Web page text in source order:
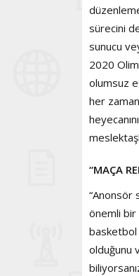
sürecini
sunucu
2020
olumsuz
her
“MAÇA
“Anonsör
önemli
basketbol
olduğunu